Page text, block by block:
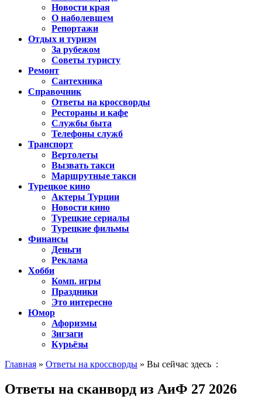
Новости края
О наболевшем
Репортажи
Отдых и туризм
За рубежом
Советы туристу
Ремонт
Сантехника
Справочник
Ответы на кроссворды
Рестораны и кафе
Службы быта
Телефоны служб
Транспорт
Вертолеты
Вызвать такси
Маршрутные такси
Турецкое кино
Актеры Турции
Новости кино
Турецкие сериалы
Турецкие фильмы
Финансы
Деньги
Реклама
Хобби
Комп. игры
Праздники
Это интересно
Юмор
Афоризмы
Зигзаги
Курьёзы
Главная » Ответы на кроссворды » Вы сейчас здесь :
Ответы на сканворд из АиФ 27 2026